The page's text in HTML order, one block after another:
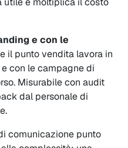
e con le
il punto vendita lavora in
e con le campagne di
Misurabile con audit
dal personale di
comunicazione punto